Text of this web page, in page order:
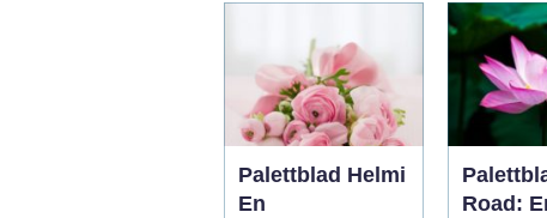
Palettblad Helmi
En
Road: